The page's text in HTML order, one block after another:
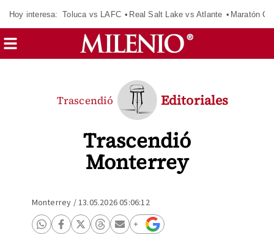
Hoy interesa: Toluca vs LAFC Real Salt Lake vs Atlante Maratón
Trascendió
Monterrey
Trascendió Editoriales
Monterrey /13.05.2026 05:06:12